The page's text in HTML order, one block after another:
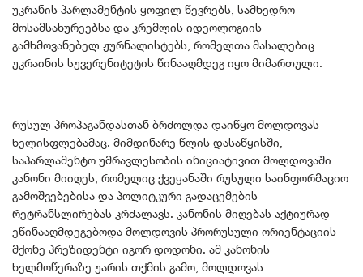
უკრანის პარლამენტის ყოფილ წევრებს, სამხედრო
მოსამსახურეებსა და კრემლის იდეოლოგიის
გამხმოვანებელ ჟურნალისტებს, რომელთა მასალებიც
უკრაინის სუვერენიტეტის წინააღმდეგ იყო მიმართული.
რუსულ პროპაგანდასთან ბრძოლდა დაიწყო მოლდოვას
ხელისფლებამაც. მიმდინარე წლის დასაწყისში,
საპარლამენტო უმრავლესობის ინიციატივით მოლდოვაში
კანონი მიიღეს, რომელიც ქვეყანაში რუსული საინფორმაციო
გამოშვებებისა და პოლიტკური გადაცემების
რეტრანსლირებას კრძალავს. კანონის მიღებას აქტიურად
ეწინააღმდეგებოდა მოლდოვის პრორუსული ორიენტაციის
მქონე პრეზიდენტი იგორ დოდონი. ამ კანონის
ხელმოწერაზე უარის თქმის გამო, მოლდოვას